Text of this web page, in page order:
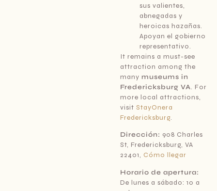
sus valientes,
abnegadas y
heroicas hazañas.
Apoyan el gobierno
representativo.
It remains a must-see
attraction among the
many museums in
Fredericksburg VA. For
more local attractions,
visitStayOnera
Fredericksburg.
Dirección: 908 Charles
St, Fredericksburg, VA
22401, Cómo llegar
Horario de apertura:
De lunes a sábado: 10 a